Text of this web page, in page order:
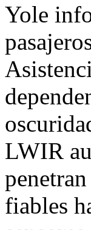
Yole
LWIR
fiables